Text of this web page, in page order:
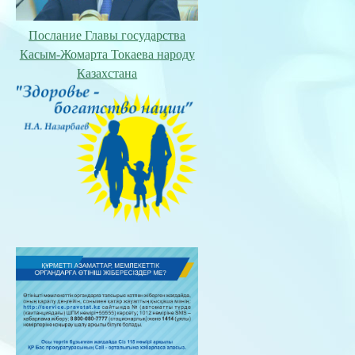
Послание Главы государства
Касым-Жомарта Токаева народу
Казахстана